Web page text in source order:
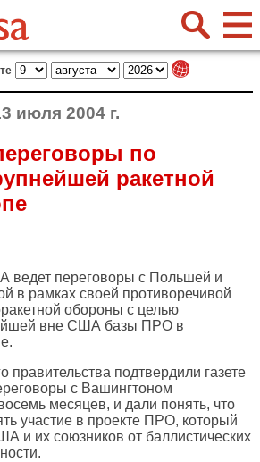
июля 2004 г.
по
ракетной
ведет переговоры с Польшей и
в рамках своей противоречивой
обороны с целью
вне США базы ПРО в
правительства подтвердили газете
с Вашингтоном
месяцев, и дали понять, что
участие в проекте ПРО, который
и их союзников от баллистических